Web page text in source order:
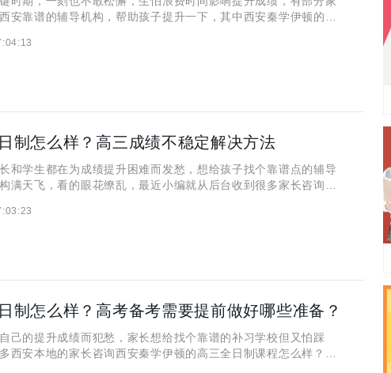
安靠谱的辅导机构，帮助孩子提升一下，其中西安秦学伊顿的全
好不好？ 据小编了解到，西安秦学伊顿全日制
制怎么样？高三成绩不稳定解决方法
学生都在为成绩提升困难而发愁，想给孩子找个靠谱点的辅导
满天飞，看的眼花缭乱，最近小编就从后台收到很多家长咨询，
位来详细分享下吧！ 西安秦学伊顿全日制怎么样
制怎么样？高考备考需要提前做好哪些准备？
的提升成绩而犯愁，家长想给找个靠谱的补习学校但又怕踩
西安本地的家长咨询西安秦学伊顿的高三全日制课程怎么样？孩